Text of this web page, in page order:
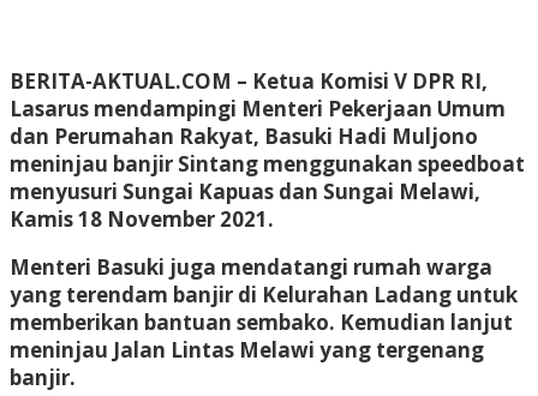
BERITA-AKTUAL.COM – Ketua Komisi V DPR RI,
Lasarus mendampingi Menteri Pekerjaan Umum
dan Perumahan Rakyat, Basuki Hadi Muljono
meninjau banjir Sintang menggunakan speedboat
menyusuri Sungai Kapuas dan Sungai Melawi,
Kamis 18 November 2021.
Menteri Basuki juga mendatangi rumah warga
yang terendam banjir di Kelurahan Ladang untuk
memberikan bantuan sembako. Kemudian lanjut
meninjau Jalan Lintas Melawi yang tergenang
banjir.